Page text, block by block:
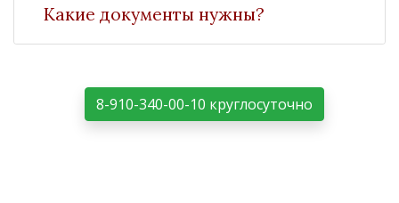
Какие документы нужны?
8-910-340-00-10 круглосуточно